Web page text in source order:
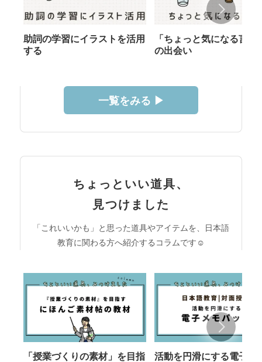
助詞の学習にイラストを活用
する
「ちょっと気になる言葉
の出会い
一覧をみる ▶︎
ちょっといい道具、
見つけました
「これいいかも」と思った道具やアイテムを、日本語
教育に関わる方へ紹介するコラムです☺︎
「授業づくりの素材」を目指
活動を円滑にする電子メ